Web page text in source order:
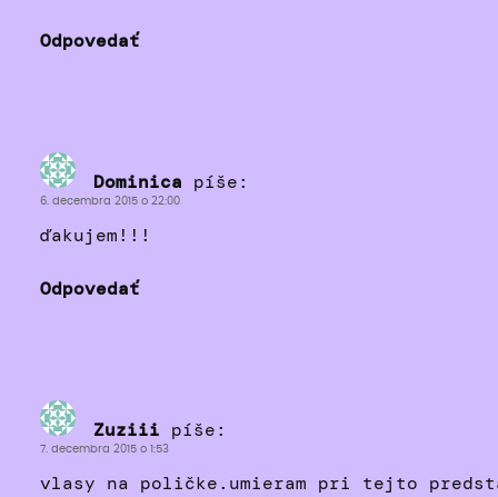
Odpovedať
Dominica píše:
6. decembra 2015 o 22:00
ďakujem!!!
Odpovedať
Zuziii píše:
7. decembra 2015 o 1:53
vlasy na poličke.umieram pri tejto